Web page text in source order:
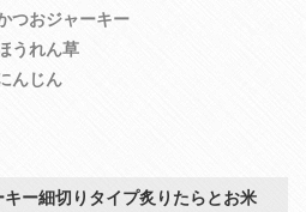
つおジャーキー
うれん草
んじん
ー細切りタイプ炙りたらとお米